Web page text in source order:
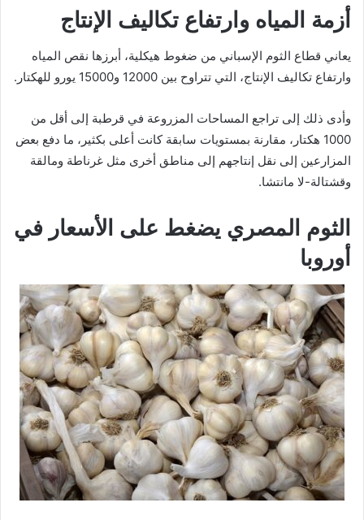
أزمة المياه وارتفاع تكاليف الإنتاج
يعاني قطاع الثوم الإسباني من ضغوط هيكلية، أبرزها نقص المياه
وارتفاع تكاليف الإنتاج، التي تتراوح بين 12000 و15000 يورو للهكتار.
وأدى ذلك إلى تراجع المساحات المزروعة في قرطبة إلى أقل من
1000 هكتار، مقارنة بمستويات سابقة كانت أعلى بكثير، ما دفع بعض
المزارعين إلى نقل إنتاجهم إلى مناطق أخرى مثل غرناطة ومالقة
وقشتالة-لا مانتشا.
الثوم المصري يضغط على الأسعار في
أوروبا